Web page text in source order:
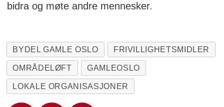
bidra og møte andre mennesker.
BYDEL GAMLE OSLO FRIVILLIGHETSMIDLER
OMRÅDELØFT GAMLEOSLO
LOKALE ORGANISASJONER